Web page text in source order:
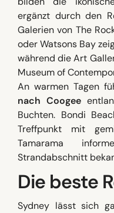
ergänzt durch den
Galerien von The
oder Watsons Bay
während die Art
Museum of
An warmen Tagen
nach Coogee
Buchten. Bondi
Treffpunkt mit
Tamarama
Strandabschnitt
Die beste
Sydney lässt sich